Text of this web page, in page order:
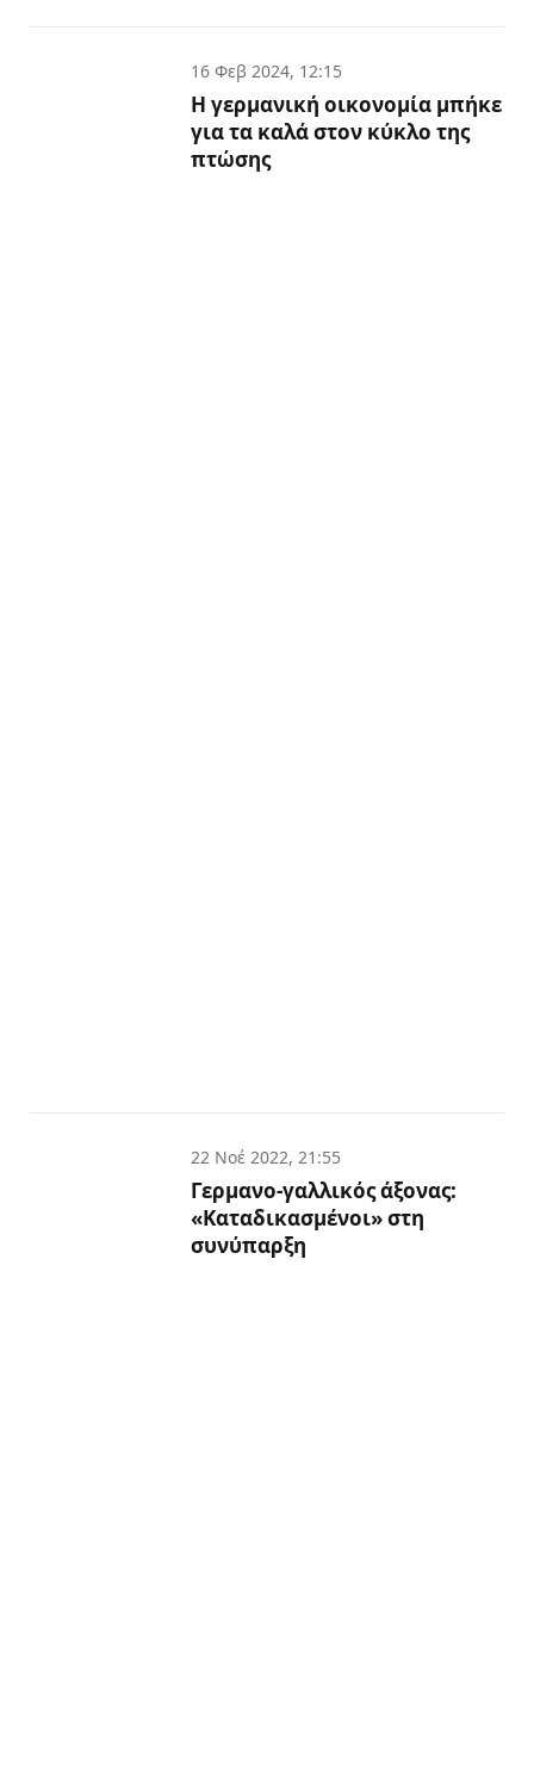
16 Φεβ 2024, 12:15
Η γερμανική οικονομία μπήκε
για τα καλά στον κύκλο της
πτώσης
22 Νοέ 2022, 21:55
Γερμανο-γαλλικός άξονας:
«Καταδικασμένοι» στη
συνύπαρξη